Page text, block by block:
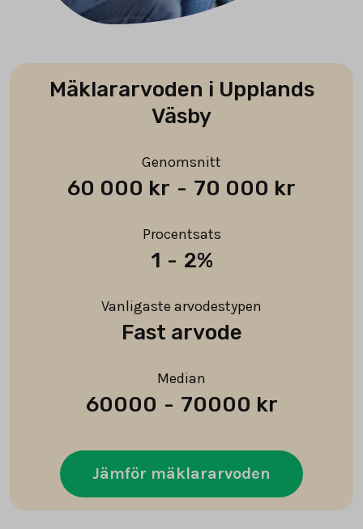
Mäklararvoden i Upplands
Väsby
Genomsnitt
60 000 kr - 70 000 kr
Procentsats
1 - 2%
Vanligaste arvodestypen
Fast arvode
Median
60000 - 70000 kr
Jämför mäklararvoden